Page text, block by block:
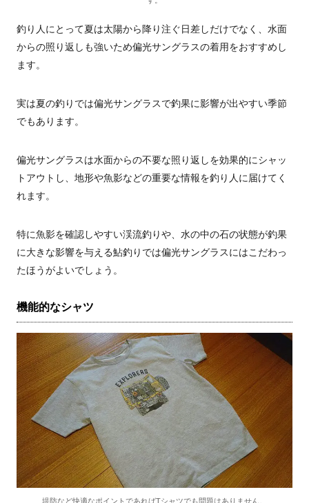
釣り人にとって夏は太陽から降り注ぐ日差しだけでなく、水面
からの照り返しも強いため偏光サングラスの着用をおすすめし
ます。
実は夏の釣りでは偏光サングラスで釣果に影響が出やすい季節
でもあります。
偏光サングラスは水面からの不要な照り返しを効果的にシャッ
トアウトし、地形や魚影などの重要な情報を釣り人に届けてく
れます。
特に魚影を確認しやすい渓流釣りや、水の中の石の状態が釣果
に大きな影響を与える鮎釣りでは偏光サングラスにはこだわっ
たほうがよいでしょう。
機能的なシャツ
堤防など快適なポイントであればTシャツでも問題はありません。